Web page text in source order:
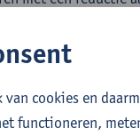
geeft die ze
vaak veel
prothese
zijn, vormden
cookies en
functioneren,